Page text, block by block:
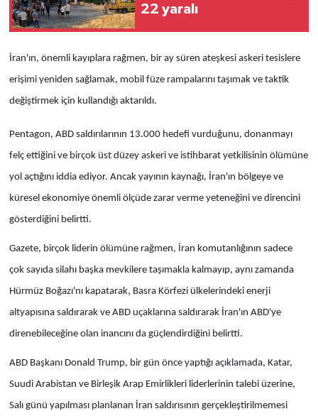
22 yaralı
İran'ın, önemli kayıplara rağmen, bir ay süren ateşkesi askeri tesislere
erişimi yeniden sağlamak, mobil füze rampalarını taşımak ve taktik
değiştirmek için kullandığı aktarıldı.
Pentagon, ABD saldırılarının 13.000 hedefi vurduğunu, donanmayı
felç ettiğini ve birçok üst düzey askeri ve istihbarat yetkilisinin ölümüne
yol açtığını iddia ediyor. Ancak yayının kaynağı, İran'ın bölgeye ve
küresel ekonomiye önemli ölçüde zarar verme yeteneğini ve direncini
gösterdiğini belirtti.
Gazete, birçok liderin ölümüne rağmen, İran komutanlığının sadece
çok sayıda silahı başka mevkilere taşımakla kalmayıp, aynı zamanda
Hürmüz Boğazı'nı kapatarak, Basra Körfezi ülkelerindeki enerji
altyapısına saldırarak ve ABD uçaklarına saldırarak İran'ın ABD'ye
direnebileceğine olan inancını da güçlendirdiğini belirtti.
ABD Başkanı Donald Trump, bir gün önce yaptığı açıklamada, Katar,
Suudi Arabistan ve Birleşik Arap Emirlikleri liderlerinin talebi üzerine,
Salı günü yapılması planlanan İran saldırısının gerçekleştirilmemesi